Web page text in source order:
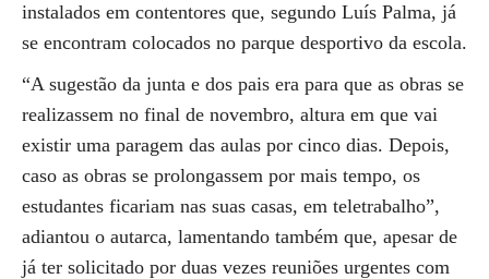
instalados em contentores que, segundo Luís Palma, já
se encontram colocados no parque desportivo da escola.
“A sugestão da junta e dos pais era para que as obras se
realizassem no final de novembro, altura em que vai
existir uma paragem das aulas por cinco dias. Depois,
caso as obras se prolongassem por mais tempo, os
estudantes ficariam nas suas casas, em teletrabalho”,
adiantou o autarca, lamentando também que, apesar de
já ter solicitado por duas vezes reuniões urgentes com